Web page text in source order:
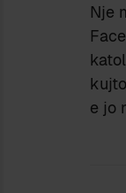
Nje
e jo